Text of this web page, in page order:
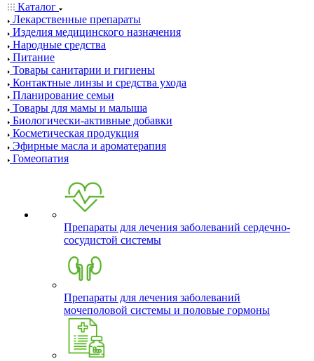
Каталог
Лекарственные препараты
Изделия медицинского назначения
Народные средства
Питание
Товары санитарии и гигиены
Контактные линзы и средства ухода
Планирование семьи
Товары для мамы и малыша
Биологически-активные добавки
Косметическая продукция
Эфирные масла и ароматерапия
Гомеопатия
Препараты для лечения заболеваний сердечно-
сосудистой системы
Препараты для лечения заболеваний
мочеполовой системы и половые гормоны